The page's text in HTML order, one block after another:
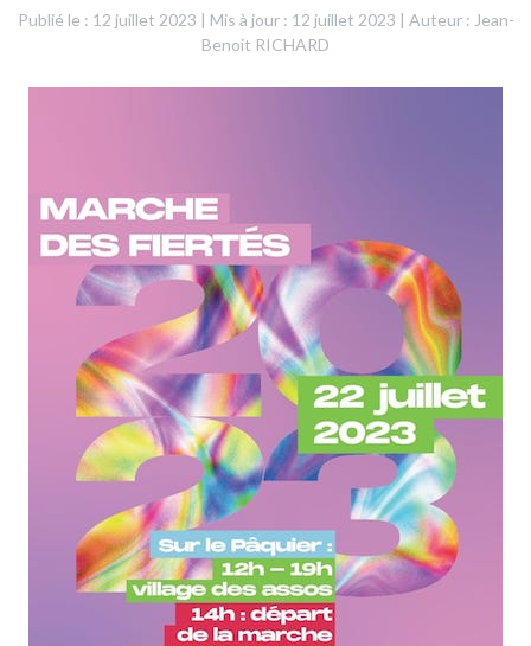
Publié le : 12 juillet 2023 | Mis à jour : 12 juillet 2023 | Auteur : Jean-
Benoit RICHARD